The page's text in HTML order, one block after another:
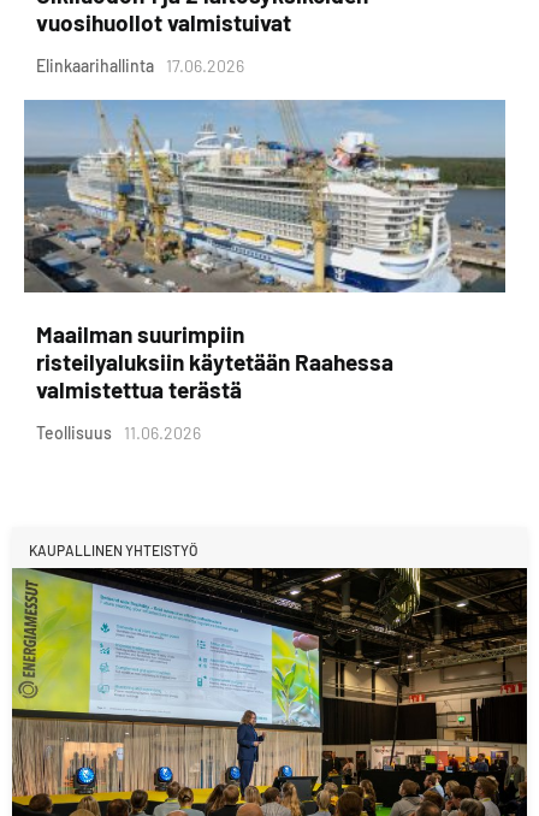
vuosihuollot valmistuivat
Elinkaarihallinta 17.06.2026
Maailman suurimpiin
risteilyaluksiin käytetään Raahessa
valmistettua terästä
Teollisuus 11.06.2026
KAUPALLINEN YHTEISTYÖ